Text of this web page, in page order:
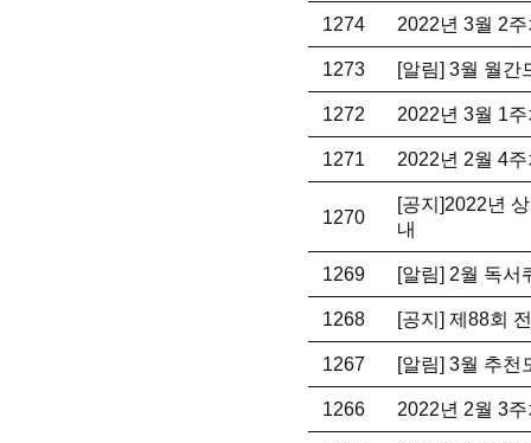
1274 2022년 3월 2
1273 [알림] 3월 월간
1272 2022년 3월 1
1271 2022년 2월 4
1270
[공지]2022년
내
1269 [알림] 2월 독서
1268 [공지] 제88회
1267 [알림] 3월 추천
1266 2022년 2월 3